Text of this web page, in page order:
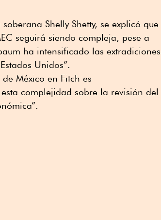
Shelly Shetty, se explicó que
seguirá siendo compleja, pese a
ha intensificado las extradiciones
Unidos”.
México en Fitch es
complejidad sobre la revisión del